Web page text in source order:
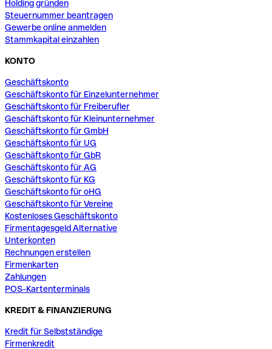
Holding gründen
Steuernummer beantragen
Gewerbe online anmelden
Stammkapital einzahlen
KONTO
Geschäftskonto
Geschäftskonto für Einzelunternehmer
Geschäftskonto für Freiberufler
Geschäftskonto für Kleinunternehmer
Geschäftskonto für GmbH
Geschäftskonto für UG
Geschäftskonto für GbR
Geschäftskonto für AG
Geschäftskonto für KG
Geschäftskonto für oHG
Geschäftskonto für Vereine
Kostenloses Geschäftskonto
Firmentagesgeld Alternative
Unterkonten
Rechnungen erstellen
Firmenkarten
Zahlungen
POS-Kartenterminals
KREDIT & FINANZIERUNG
Kredit für Selbstständige
Firmenkredit